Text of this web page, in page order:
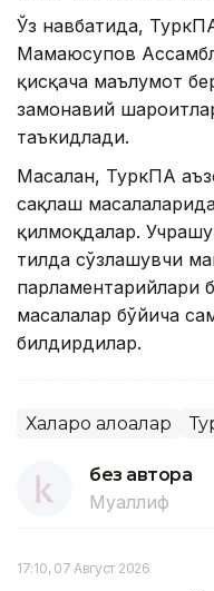
Ўз навбатида,
Мамаюсупов
қисқача маълумот
замонавий
таъкидлади.
Масалан, ТуркПА
сақлаш
қилмоқдалар.
тилда сўзлашувчи
парламентарийлари
масалалар бўйича
билдирдилар.
Халқаро алоқалар
без автора
Муаллиф
17:10, 07 Август 2026